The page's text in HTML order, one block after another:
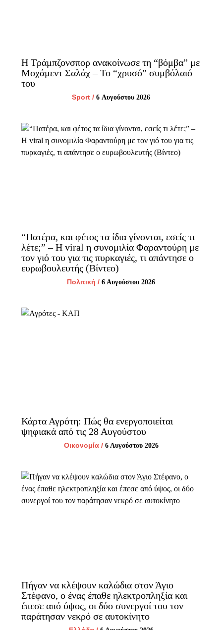
Η Τράμπζονσπορ ανακοίνωσε τη “βόμβα” με
Μοχάμεντ Σαλάχ – Το “χρυσό” συμβόλαιό
του
Sport / 6 Αυγούστου 2026
“Πατέρα, και φέτος τα ίδια γίνονται, εσείς τι
λέτε;” – H viral η συνομιλία Φαραντούρη με
τον γιό του για τις πυρκαγιές, τι απάντησε ο
ευρωβουλευτής (Βίντεο)
Πολιτική / 6 Αυγούστου 2026
Κάρτα Αγρότη: Πώς θα ενεργοποιείται
ψηφιακά από τις 28 Αυγούστου
Οικονομία/ 6 Αυγούστου 2026
Πήγαν να κλέψουν καλώδια στον Άγιο
Στέφανο, ο ένας έπαθε ηλεκτροπληξία και
έπεσε από ύψος, οι δύο συνεργοί του τον
παράτησαν νεκρό σε αυτοκίνητο